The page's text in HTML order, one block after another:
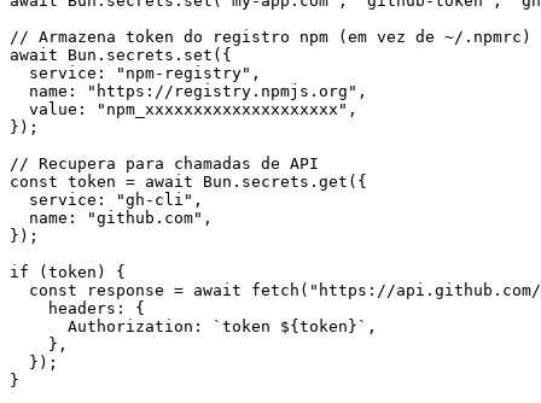
// Armazena token do registro npm (em vez de ~/.npmrc)
await Bun.secrets. set ({
  service:
"npm-registry" ,
  name:
"https://registry.npmjs.org" ,
  value:
"npm_xxxxxxxxxxxxxxxxxxxx" ,
});
// Recupera para chamadas de API
const token = await Bun.secrets. get ({
  service:
"gh-cli" ,
  name:
"github.com" ,
});
if (token) {
  const
response = await fetch ( "https://api.github.com/
    headers: {
      Authorization:
`token ${token}` ,
    },
  });
}